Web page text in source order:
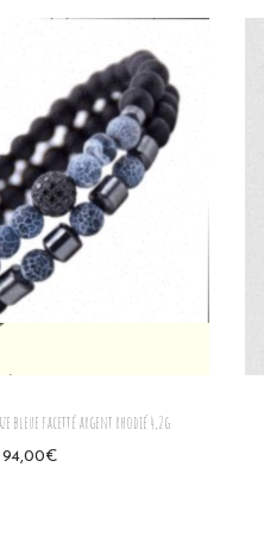
bleue facetté argent rhodié 4,2g
94,00€